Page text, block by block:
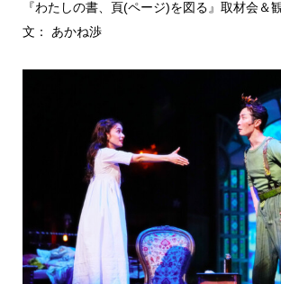
『わたしの書、頁(ページ)を図る』取材会＆
文： あかね渉